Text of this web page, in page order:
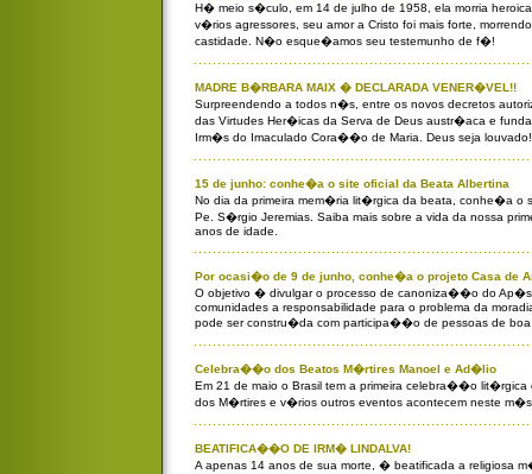
H� meio s�culo, em 14 de julho de 1958, ela morria
v�rios agressores, seu amor a Cristo foi mais forte,
castidade. N�o esque�amos seu testemunho de f�!
MADRE B�RBARA MAIX � DECLARADA VENER�VEL!!
Surpreendendo a todos n�s, entre os novos decretos
das Virtudes Her�icas da Serva de Deus austr�aca e
Irm�s do Imaculado Cora��o de Maria. Deus seja louvado!
15 de junho: conhe�a o site oficial da Beata Albertina
No dia da primeira mem�ria lit�rgica da beata, conhe�a o
Pe. S�rgio Jeremias. Saiba mais sobre a vida da nossa
anos de idade.
Por ocasi�o de 9 de junho, conhe�a o projeto Casa de
O objetivo � divulgar o processo de canoniza��o do
comunidades a responsabilidade para o problema da
pode ser constru�da com participa��o de pessoas de
Celebra��o dos Beatos M�rtires Manoel e Ad�lio
Em 21 de maio o Brasil tem a primeira celebra��o lit�rgica
dos M�rtires e v�rios outros eventos acontecem neste
BEATIFICA��O DE IRM� LINDALVA!
A apenas 14 anos de sua morte, � beatificada a religiosa